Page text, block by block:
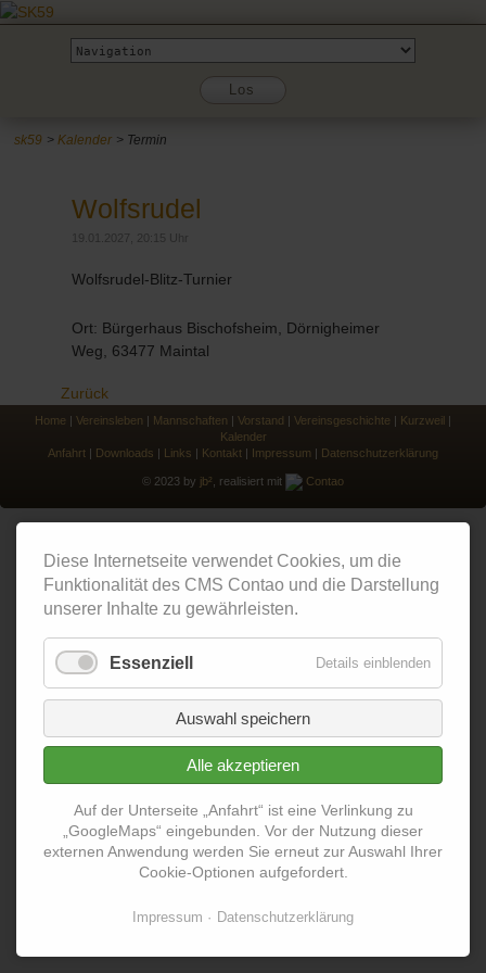
Zielseite
Los
sk59 Kalender Termin
Wolfsrudel
19.01.2027, 20:15 Uhr
Wolfsrudel-Blitz-Turnier
Ort: Bürgerhaus Bischofsheim, Dörnigheimer
Weg, 63477 Maintal
Zurück
Home Vereinsleben Mannschaften Vorstand Vereinsgeschichte Kurzweil
Kalender
Anfahrt
Downloads Links Kontakt Impressum Datenschutzerklärung
© 2023 by jb² , realisiert mit Contao
Diese Internetseite verwendet Cookies, um die
Funktionalität des CMS Contao und die Darstellung
unserer Inhalte zu gewährleisten.
Essenziell Details einblenden
Auswahl speichern
Alle akzeptieren
Auf der Unterseite „Anfahrt“ ist eine Verlinkung zu
„GoogleMaps“ eingebunden. Vor der Nutzung dieser
externen Anwendung werden Sie erneut zur Auswahl Ihrer
Cookie-Optionen aufgefordert.
Impressum Datenschutzerklärung